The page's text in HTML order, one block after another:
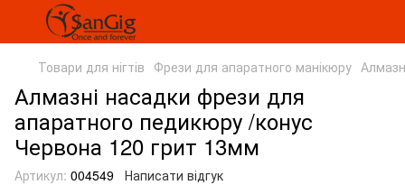
Товари для нігтів Фрези для апаратного манікюру
Алмазні насадки фрези для
апаратного педикюру /конус
Червона 120 грит 13мм
Артикул: 004549 Написати відгук